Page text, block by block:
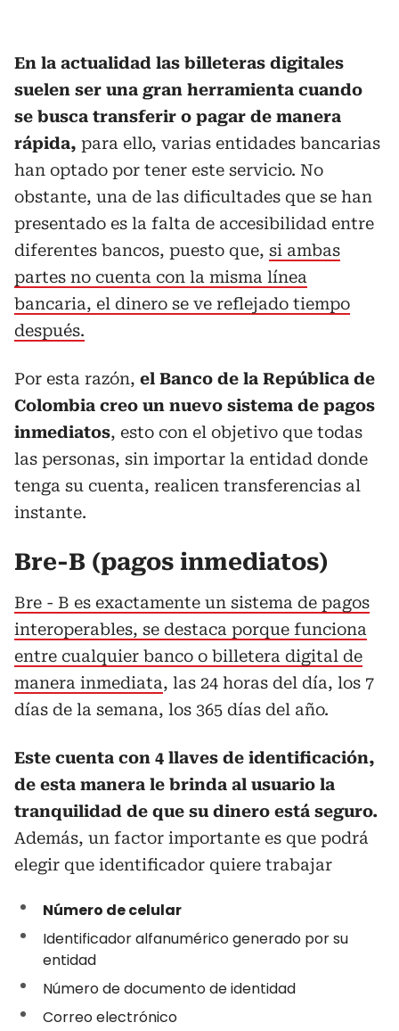
En la actualidad las billeteras digitales
suelen ser una gran herramienta cuando
se busca transferir o pagar de manera
rápida, para ello, varias entidades bancarias
han optado por tener este servicio. No
obstante, una de las dificultades que se han
presentado es la falta de accesibilidad entre
diferentes bancos, puesto que, si ambas
partes no cuenta con la misma línea
bancaria, el dinero se ve reflejado tiempo
después.
Por esta razón, el Banco de la República de
Colombia creo un nuevo sistema de pagos
inmediatos, esto con el objetivo que todas
las personas, sin importar la entidad donde
tenga su cuenta, realicen transferencias al
instante.
Bre-B (pagos inmediatos)
Bre - B es exactamente un sistema de pagos
interoperables, se destaca porque funciona
entre cualquier banco o billetera digital de
manera inmediata, las 24 horas del día, los 7
días de la semana, los 365 días del año.
Este cuenta con 4 llaves de identificación,
de esta manera le brinda al usuario la
tranquilidad de que su dinero está seguro.
Además, un factor importante es que podrá
elegir que identificador quiere trabajar
Número de celular
Identificador alfanumérico generado por su
entidad
Número de documento de identidad
Correo electrónico